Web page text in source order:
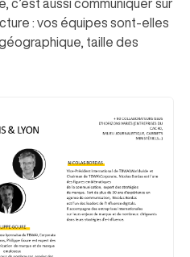
c’est aussi communiquer sur
: vos équipes sont-elles
taille des